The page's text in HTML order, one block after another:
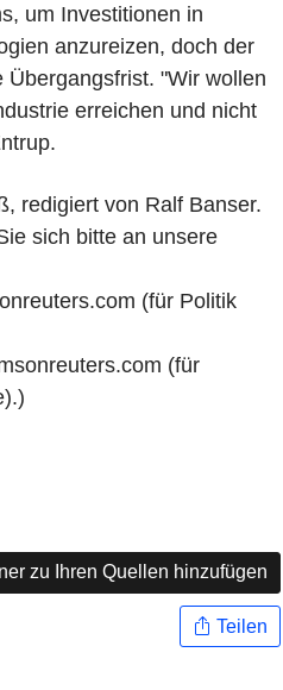
um Investitionen in
anzureizen, doch der
"Wir wollen
erreichen und nicht
redigiert von Ralf Banser.
sich bitte an unsere
(für Politik
(für
zu Ihren Quellen hinzufügen
Teilen